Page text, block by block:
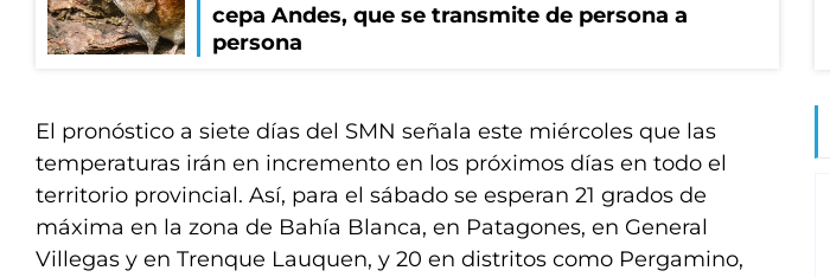
cepa Andes, que se transmite de persona a
persona
El pronóstico a siete días del SMN señala este miércoles que las
temperaturas irán en incremento en los próximos días en todo el
territorio provincial. Así, para el sábado se esperan 21 grados de
máxima en la zona de Bahía Blanca, en Patagones, en General
Villegas y en Trenque Lauquen, y 20 en distritos como Pergamino,